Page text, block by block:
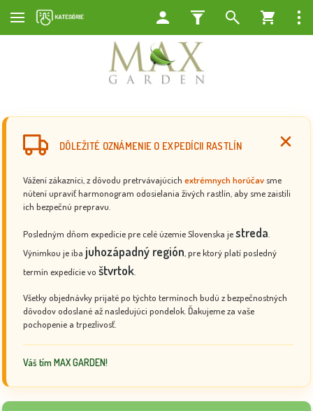
DÔLEŽITÉ OZNÁMENIE O EXPEDÍCII RASTLÍN
Vážení zákazníci, z dôvodu pretrvávajúcich extrémnych horúčav sme
nútení upraviť harmonogram odosielania živých rastlín, aby sme zaistili
ich bezpečnú prepravu.
Posledným dňom expedície pre celé územie Slovenska jestreda
Výnimkou je iba juhozápadný región , pre ktorý platí posledný
termín expedície vo štvrtok
Všetky objednávky prijaté po týchto termínoch budú z bezpečnostných
dôvodov odoslané až nasledujúci pondelok. Ďakujeme za vaše
pochopenie a trpezlivosť.
Váš tím MAX GARDEN!